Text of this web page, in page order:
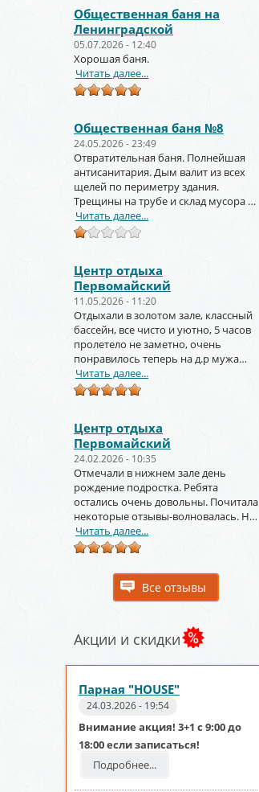
Общественная баня на
Ленинградской
05.07.2026 - 12:40
Хорошая баня.
Читать далее...
Общественная баня №8
24.05.2026 - 23:49
Отвратительная баня. Полнейшая
антисанитария. Дым валит из всех
щелей по периметру здания.
Трещины на трубе и склад мусора за
торцом зданиями.
Читать далее...
Центр отдыха
Первомайский
11.05.2026 - 11:20
Отдыхали в золотом зале, классный
бассейн, все чисто и уютно, 5 часов
пролетело не заметно, очень
понравилось теперь на д.р мужа
тоже будем заказывать
Читать далее...
Центр отдыха
Первомайский
24.02.2026 - 10:35
Отмечали в нижнем зале день
рождение подростка. Ребята
остались очень довольны. Почитала
некоторые отзывы-волновалась. Но
зря. Крутое место.
Читать далее...
Все отзывы
Акции и скидки
Парная "HOUSE"
24.03.2026 - 19:54
Внимание акция! 3+1 с 9:00 до
18:00 если записаться!
Подробнее...